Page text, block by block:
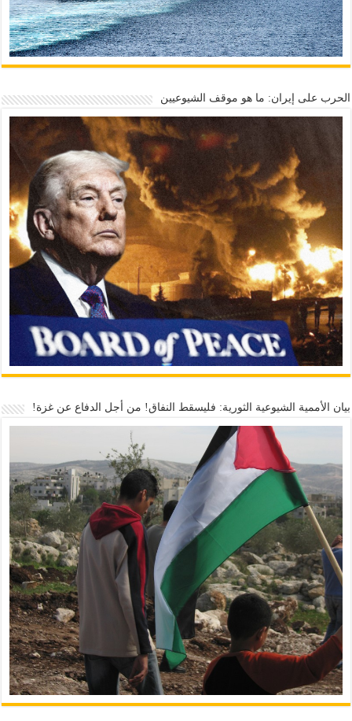
الحرب على إيران: ما هو موقف الشيوعيين
بيان الأممية الشيوعية الثورية: فليسقط النفاق! من أجل الدفاع عن غزة!